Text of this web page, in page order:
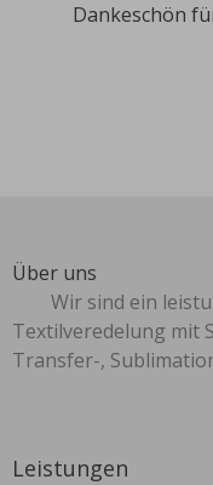
Dankeschön
Über uns
Wir sind ein
Textilveredelung mit
Transfer-,
Leistungen